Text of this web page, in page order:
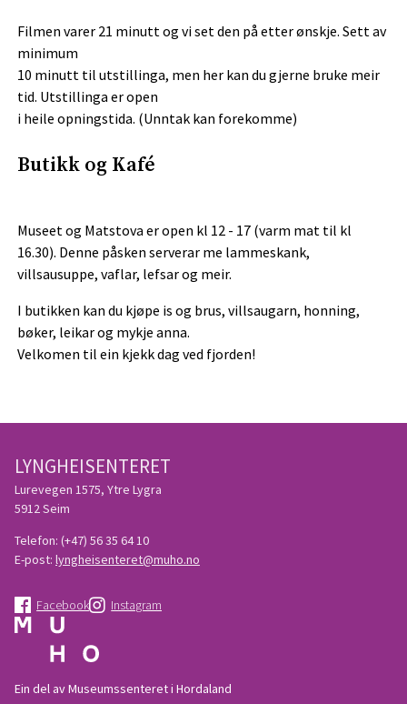
Filmen varer 21 minutt og vi set den på etter ønskje. Sett av
minimum
10 minutt til utstillinga, men her kan du gjerne bruke meir
tid. Utstillinga er open
i heile opningstida. (Unntak kan forekomme)
Butikk og Kafé
Museet og Matstova er open kl 12 - 17 (varm mat til kl
16.30). Denne påsken serverar me lammeskank,
villsausuppe, vaflar, lefsar og meir.
I butikken kan du kjøpe is og brus, villsaugarn, honning,
bøker, leikar og mykje anna.
Velkomen til ein kjekk dag ved fjorden!
LYNGHEISENTERET
Lurevegen 1575, Ytre Lygra
5912 Seim
Telefon: (+47) 56 35 64 10
E-post: lyngheisenteret@muho.no
Facebook Instagram
Ein del av Museumssenteret i Hordaland